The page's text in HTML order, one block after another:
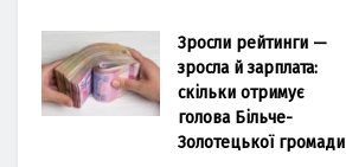
Зросли рейтинги —
зросла й зарплата:
скільки отримує
голова Більче-
Золотецької громади